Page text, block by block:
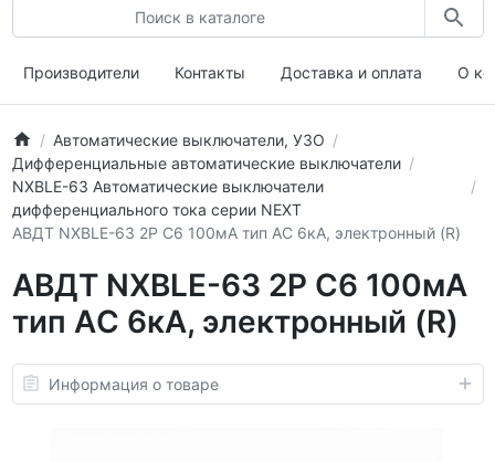
Производители Контакты Доставка и оплата О
Автоматические выключатели, УЗО
Дифференциальные автоматические выключатели
NXBLE-63 Автоматические выключатели
дифференциального тока серии NEXT
АВДТ NXBLE-63 2P C6 100мА тип AС 6кА, электронный (R)
АВДТ NXBLE-63 2P C6 100мА
тип AС 6кА, электронный (R)
Информация о товаре